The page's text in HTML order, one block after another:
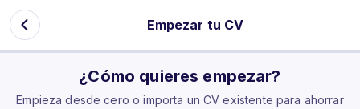
¿Cómo quieres empezar?
Empieza desde cero o importa un CV existente para ahorrar
Empezar tu CV
AgilCV - App